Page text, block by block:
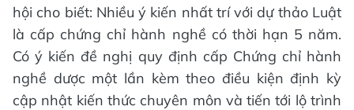
hội cho biết: Nhiều ý kiến nhất trí với dự thảo Luật
là cấp chứng chỉ hành nghề có thời hạn 5 năm.
Có ý kiến đề nghị quy định cấp Chứng chỉ hành
nghề dược một lần kèm theo điều kiện định kỳ
cập nhật kiến thức chuyên môn và tiến tới lộ trình